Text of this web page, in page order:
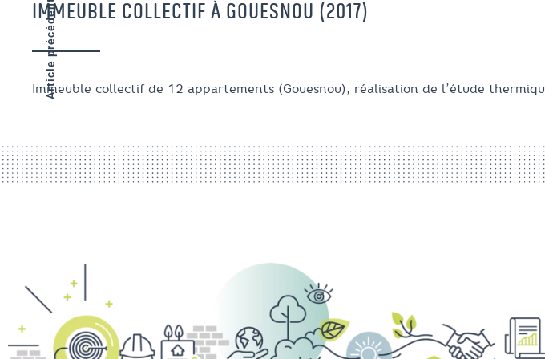
IMMEUBLE COLLECTIF À GOUESNOU (2017)
Immeuble collectif de 12 appartements (Gouesnou), réalisation de l’étude
Article précédent